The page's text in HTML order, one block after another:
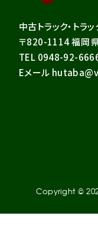
中古トラック・トラ
〒820-1114福岡
TEL 0948-92-
Eメール
Copyright ©